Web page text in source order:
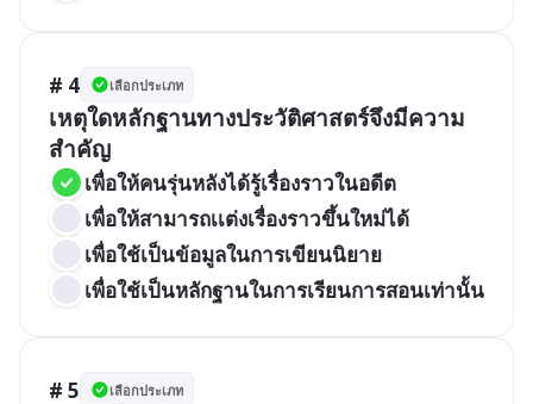
# 4 เลือกประเภท
เหตุใดหลักฐานทางประวัติศาสตร์จึงมีความ
สำคัญ
เพื่อให้คนรุ่นหลังได้รู้เรื่องราวในอดีต
เพื่อให้สามารถเเต่งเรื่องราวขึ้นใหม่ได้
เพื่อใช้เป็นข้อมูลในการเขียนนิยาย
เพื่อใช้เป็นหลักฐานในการเรียนการสอนเท่านั้น
# 5 เลือกประเภท